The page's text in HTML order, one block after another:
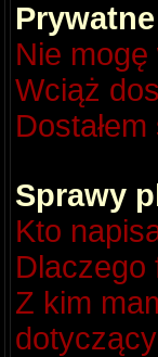
Nie
Wciąż
Sprawy
Kto
Dlaczego
Z kim